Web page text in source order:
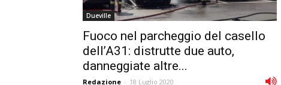
Dueville
Fuoco nel parcheggio del casello
dell’A31: distrutte due auto,
danneggiate altre...
Redazione - 18 Luglio 2020